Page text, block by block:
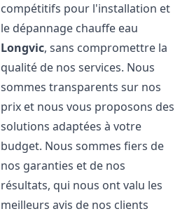
compétitifs pour l'installation et
le dépannage chauffe eau
Longvic, sans compromettre la
qualité de nos services. Nous
sommes transparents sur nos
prix et nous vous proposons des
solutions adaptées à votre
budget. Nous sommes fiers de
nos garanties et de nos
résultats, qui nous ont valu les
meilleurs avis de nos clients